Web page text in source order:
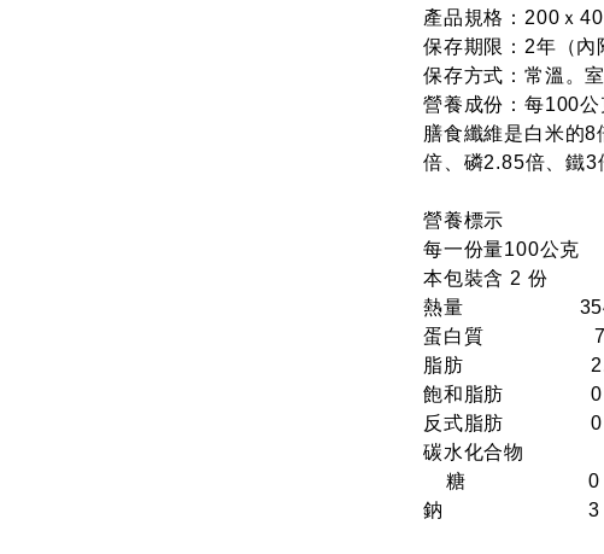
產品規格：200ｘ40
保存期限：2年（內
保存方式：常溫。
營養成份：每100
膳食纖維是白米的
倍、磷2.85倍、鐵3
營養標示
每一份量100公克
本包裝含 2
熱量
蛋白質
脂肪
飽和脂
反式脂
碳水化合
糖 0
鈉 3